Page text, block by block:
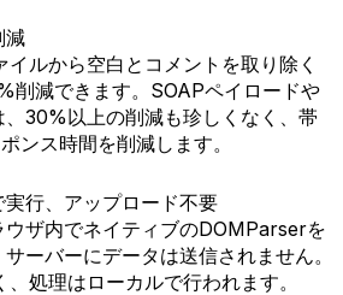
減
ルから空白とコメントを取り除く
削減できます。SOAPペイロードや
30%以上の削減も珍しくなく、帯
ンス時間を削減します。
行、アップロード不要
ウザ内でネイティブのDOMParserを
ーバーにデータは送信されません。
処理はローカルで行われます。